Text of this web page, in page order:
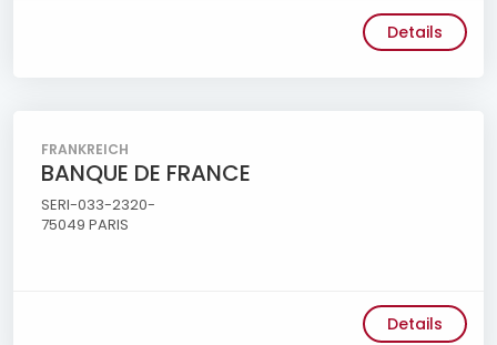
Details
FRANKREICH
BANQUE DE FRANCE
SERI-033-2320-
75049 PARIS
Details